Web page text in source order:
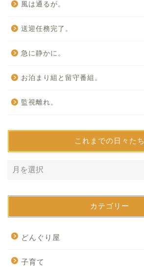
風は通るが。
送迎任務完了。
急に静かに。
お泊まり組と留守番組。
監視離れ。
これまでの日々たち
カテゴリー
どんぐり屋
子育て